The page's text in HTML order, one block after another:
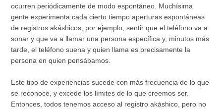
ocurren periódicamente de modo espontáneo. Muchísima
gente experimenta cada cierto tiempo aperturas espontáneas
de registros akáshicos, por ejemplo, sentir que el teléfono va a
sonar y que va a llamar una persona específica y, minutos más
tarde, el teléfono suena y quien llama es precisamente la
persona en quien pensábamos.
Este tipo de experiencias sucede con más frecuencia de lo que
se reconoce, y excede los límites de lo que creemos ser.
Entonces, todos tenemos acceso al registro akáshico, pero no